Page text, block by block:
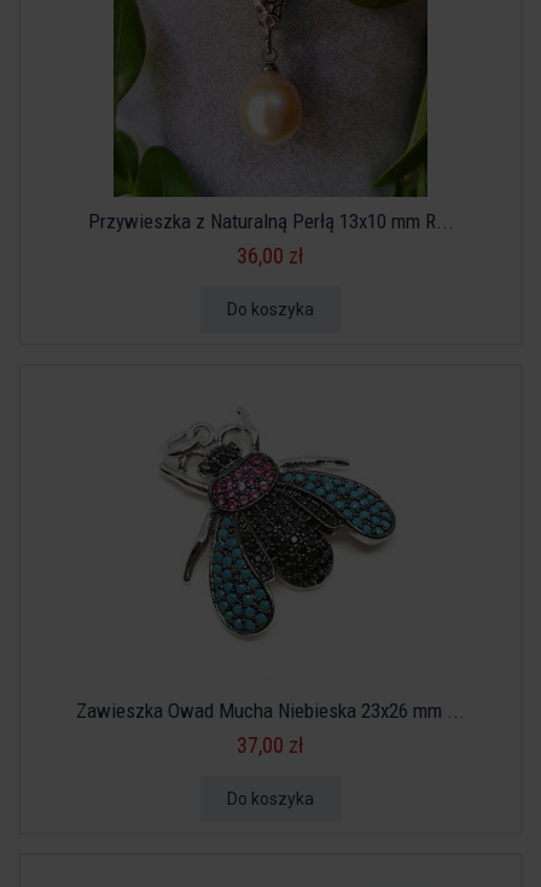
Przywieszka z Naturalną Perłą 13x10 mm R...
36,00 zł
Do koszyka
Zawieszka Owad Mucha Niebieska 23x26 mm ...
37,00 zł
Do koszyka